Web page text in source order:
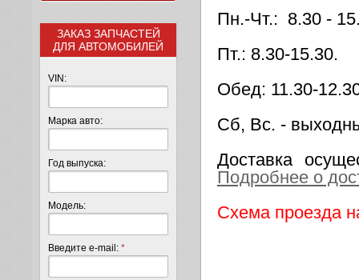
Пн.-Чт.: 8.30 -
Пт.: 8.30-15.30.
Обед: 11.30-
Сб, Вс. -
Доставка
Подробнее о
Схема проезда
ЗАКАЗ ЗАПЧАСТЕЙ
ДЛЯ АВТОМОБИЛЕЙ
VIN:
Марка авто:
Год выпуска:
Модель:
Введите e-mail: *